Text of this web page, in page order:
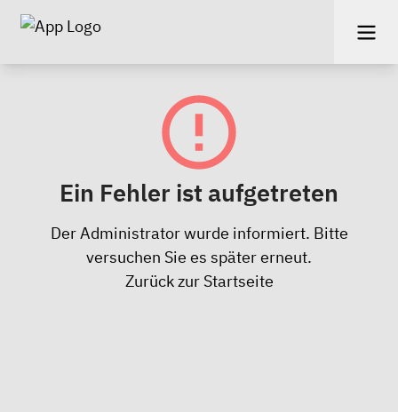
Ein Fehler ist aufgetreten
Der Administrator wurde informiert. Bitte
versuchen Sie es später erneut.
Zurück zur Startseite